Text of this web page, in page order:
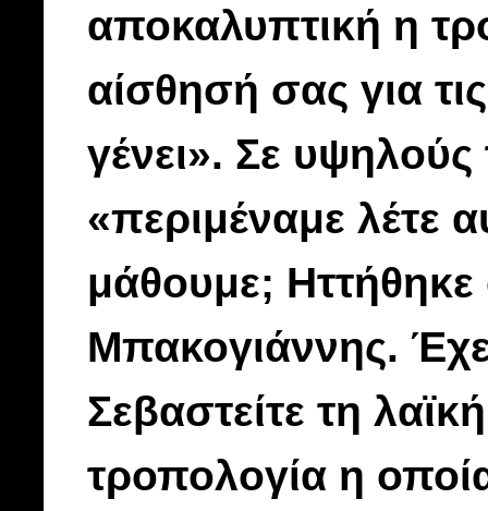
αποκαλυπτική η
αίσθησή σας για
γένει». Σε
«περιμέναμε λέτε
μάθουμε; Ηττήθηκε
Μπακογιάννης.
Σεβαστείτε τη
τροπολογία η